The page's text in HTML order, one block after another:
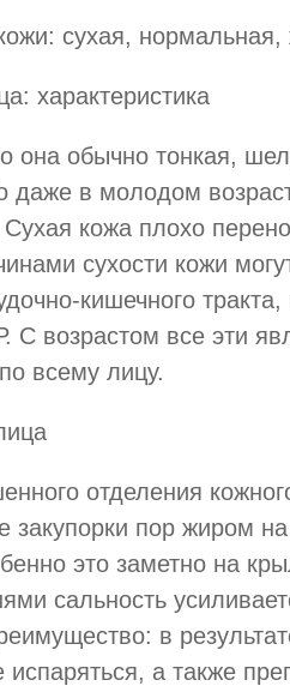
сухая,
характеристика
она обычно тонкая,
даже в молодом
кожа плохо
сухости кожи
кишечного
возрастом все эти
всему лицу.
отделения
закупорки пор жиром
это заметно на
сальность
в
испаряться, а также